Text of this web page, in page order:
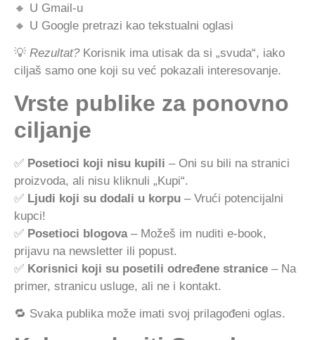
🔸 U Gmail-u
🔸 U Google pretrazi kao tekstualni oglasi
💡 Rezultat?Korisnik ima utisak da si „svuda“, iako
ciljaš samo one koji su već pokazali interesovanje.
Vrste publike za ponovno
ciljanje
✅ Posetioci koji nisu kupili – Oni su bili na stranici
proizvoda, ali nisu kliknuli „Kupi“.
✅ Ljudi koji su dodali u korpu – Vrući potencijalni
kupci!
✅ Posetioci blogova– Možeš im nuditi e-book,
prijavu na newsletter ili popust.
✅ Korisnici koji su posetili određene stranice – Na
primer, stranicu usluge, ali ne i kontakt.
🔁 Svaka publika može imati svoj prilagođeni oglas.